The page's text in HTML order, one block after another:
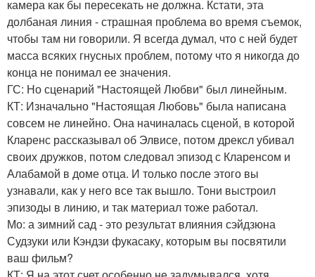
камера как бы пересекать не должна. Кстати, эта
долбаная линия - страшная проблема во время съемок,
чтобы там ни говорили. Я всегда думал, что с ней будет
масса всяких гнусных проблем, потому что я никогда до
конца не понимал ее значения.
ГС: Но сценарий "Настоящей Любви" был линейным.
КТ: Изначально "Настоящая Любовь" была написана
совсем не линейно. Она начиналась сценой, в которой
Кларенс рассказывал об Элвисе, потом дрексл убивал
своих дружков, потом следовал эпизод с Кларенсом и
Алабамой в доме отца. И только после этого вы
узнавали, как у него все так вышло. Тони выстроил
эпизоды в линию, и так материал тоже работал.
Мо: а зимний сад - это результат влияния сэйдзюна
Судзуки или Кэндзи фукасаку, которым вы посвятили
ваш фильм?